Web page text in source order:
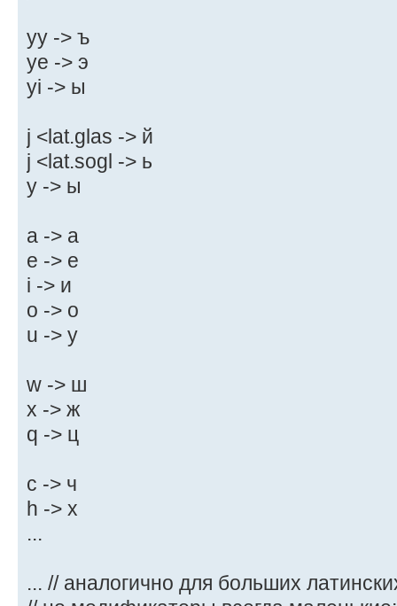
yy -> ъ
ye -> э
yi -> ы
j <lat.glas -> й
j <lat.sogl -> ь
y -> ы
a -> а
e -> е
i -> и
o -> о
u -> у
w -> ш
x -> ж
q -> ц
c -> ч
h -> х
...
... // аналогично для больших